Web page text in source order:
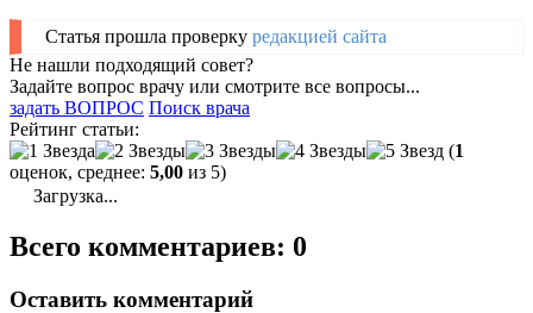
Статья прошла проверку редакцией сайта
Не нашли подходящий совет?
Задайте вопрос врачу или смотрите все вопросы...
задать ВОПРОС Поиск врача
Рейтинг статьи:
(1
оценок, среднее: 5,00 из 5)
Загрузка...
Всего комментариев: 0
Оставить комментарий